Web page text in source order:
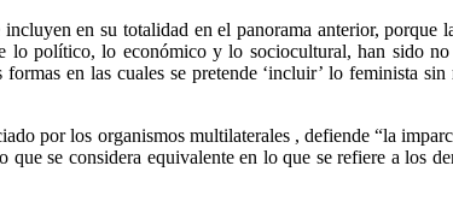
en su totalidad en el panorama anterior, porque
lo político, lo económico y lo sociocultural, han sido
en las cuales se pretende ‘incluir’ lo feminista
por los organismos multilaterales , defiende “la
se considera equivalente en lo que se refiere a los